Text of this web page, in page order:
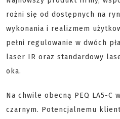
rożni się od dostępnych na
wykonania i realizmem
pełni regulowanie w dwóch
laser IR oraz standardowy
oka.
Na chwile obecną PEQ LA5-
czarnym. Potencjalnemu